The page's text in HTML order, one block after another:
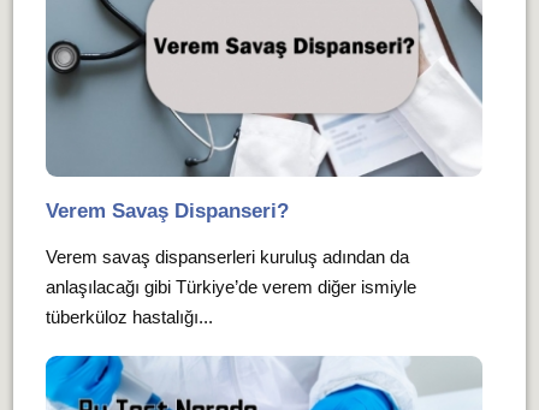
Verem Savaş Dispanseri?
Verem savaş dispanserleri kuruluş adından da
anlaşılacağı gibi Türkiye’de verem diğer ismiyle
tüberküloz hastalığı...